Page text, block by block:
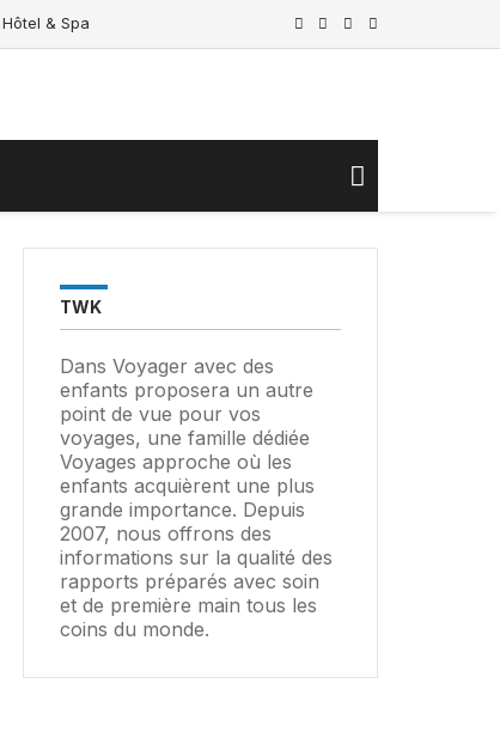
Hôtel & Spa Peñíscola Plaza Suites. Évasions thématiques à
AllemagnePortugal
TWK
Dans Voyager avec des
enfants proposera un autre
point de vue pour vos
voyages, une famille dédiée
Voyages approche où les
enfants acquièrent une plus
grande importance. Depuis
2007, nous offrons des
informations sur la qualité des
rapports préparés avec soin
et de première main tous les
coins du monde.